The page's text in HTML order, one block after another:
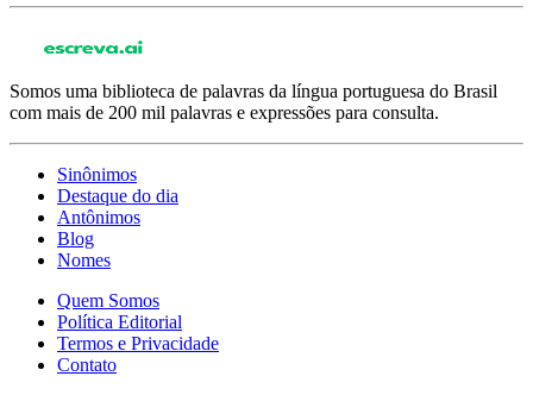
Somos uma biblioteca de palavras da língua portuguesa do Brasil
com mais de 200 mil palavras e expressões para consulta.
Sinônimos
Destaque do dia
Antônimos
Blog
Nomes
Quem Somos
Política Editorial
Termos e Privacidade
Contato